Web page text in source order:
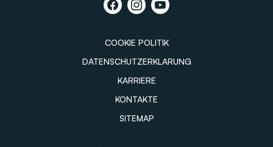
COOKIE POLITIK
DATENSCHUTZERKLARUNG
KARRIERE
KONTAKTE
SITEMAP